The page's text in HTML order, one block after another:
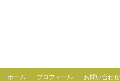
ホーム プロフィール お問い合わせ